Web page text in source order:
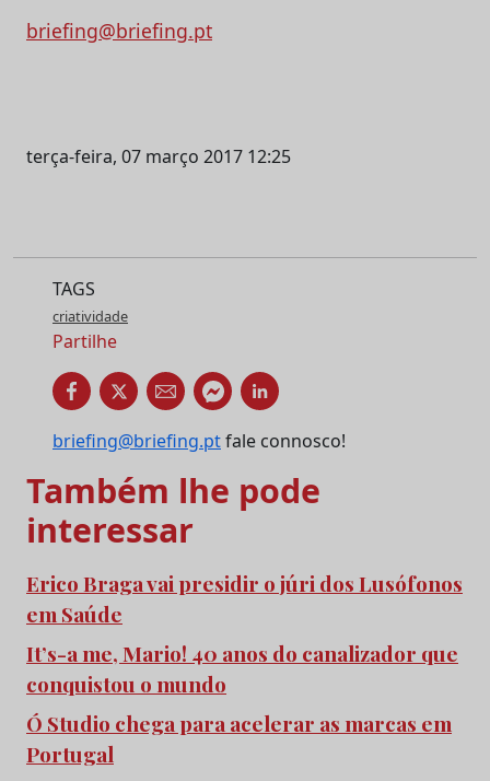
briefing@briefing.pt
terça-feira, 07 março 2017 12:25
TAGS
criatividade
Partilhe
briefing@briefing.ptfale connosco!
Também lhe pode
interessar
Erico Braga vai presidir o júri dos Lusófonos
em Saúde
It’s-a me, Mario! 40 anos do canalizador que
conquistou o mundo
Ó Studio chega para acelerar as marcas em
Portugal